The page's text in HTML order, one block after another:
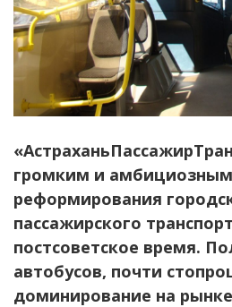
громким и
реформирования
пассажирского
постсоветское время.
автобусов, почти
доминирование на